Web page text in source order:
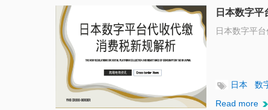
日本数字
日本数字平
日本 数
Read more